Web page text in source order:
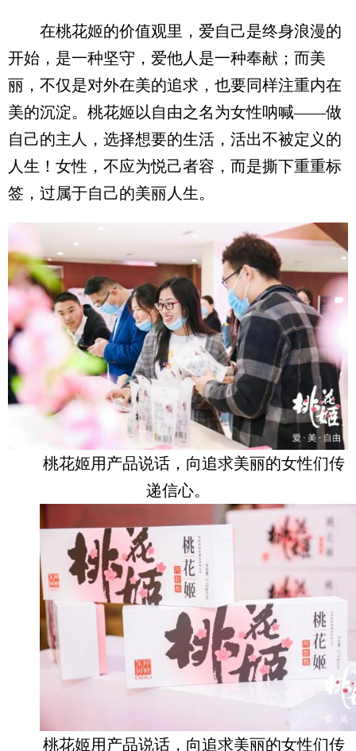
在桃花姬的价值观里，爱自己是终身浪漫的
开始，是一种坚守，爱他人是一种奉献；而美
丽，不仅是对外在美的追求，也要同样注重内在
美的沉淀。桃花姬以自由之名为女性呐喊——做
自己的主人，选择想要的生活，活出不被定义的
人生！女性，不应为悦己者容，而是撕下重重标
签，过属于自己的美丽人生。
桃花姬用产品说话，向追求美丽的女性们传
递信心。
桃花姬用产品说话，向追求美丽的女性们传